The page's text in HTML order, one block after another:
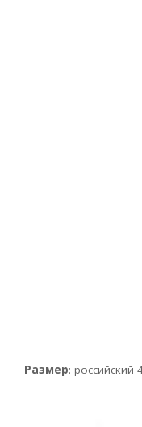
Размер: российский